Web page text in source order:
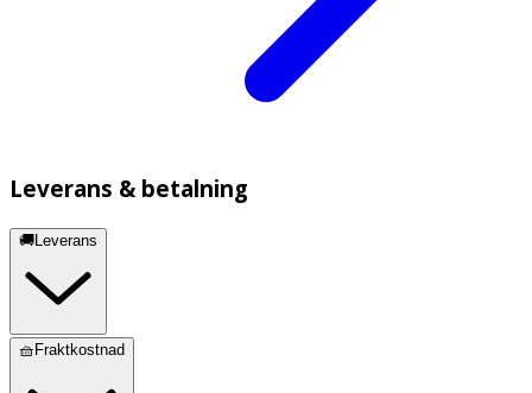
Leverans & betalning
🚚Leverans
🧺Fraktkostnad